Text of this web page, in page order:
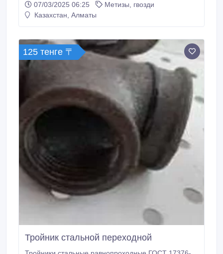
6914, 603.Гайки Гайка ГОСТ 5915-7гост 5915, гост
5927, гост 5916, гост 15521-70, гост15522-70, гост
07/03/2025 06:25
Метизы, гвозди
Казахстан, Алматы
125 тенге 〒
Тройник стальной переходной